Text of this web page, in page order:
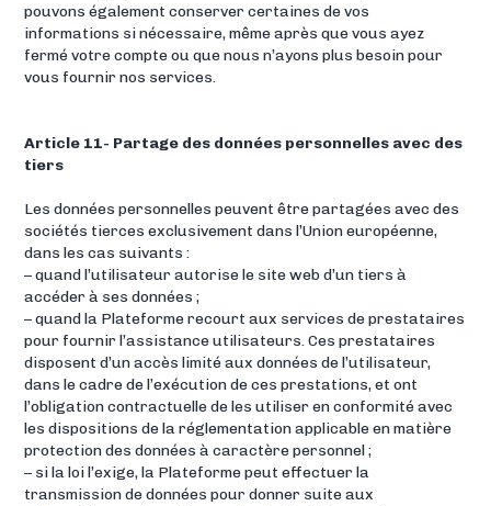
pouvons également conserver certaines de vos
informations si nécessaire, même après que vous ayez
fermé votre compte ou que nous n’ayons plus besoin pour
vous fournir nos services.
Article 11- Partage des données personnelles avec des
tiers
Les données personnelles peuvent être partagées avec des
sociétés tierces exclusivement dans l’Union européenne,
dans les cas suivants :
– quand l’utilisateur autorise le site web d’un tiers à
accéder à ses données ;
– quand la Plateforme recourt aux services de prestataires
pour fournir l’assistance utilisateurs. Ces prestataires
disposent d’un accès limité aux données de l’utilisateur,
dans le cadre de l’exécution de ces prestations, et ont
l’obligation contractuelle de les utiliser en conformité avec
les dispositions de la réglementation applicable en matière
protection des données à caractère personnel ;
– si la loi l’exige, la Plateforme peut effectuer la
transmission de données pour donner suite aux